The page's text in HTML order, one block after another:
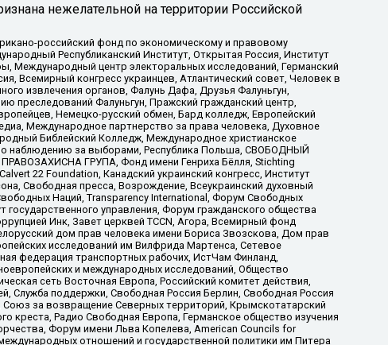
нежелательной на территории Российской
российский фонд по экономическому и правовому
Республиканский Институт, Открытая Россия, Институт
Международный центр электоральных исследований, Германский
Всемирный конгресс украинцев, Атлантический совет, Человек в
извлечения органов, Фалунь Дафа, Друзья Фалуньгун,
преследований Фалуньгун, Пражский гражданский центр,
Немецко-русский обмен, Бард колледж, Европейский
Международное партнерство за права человека, Духовное
Библейский Колледж, Международное христианское
по наблюдению за выборами, Республика Польша, СВОБОДНЫЙ
ГРУПА, Фонд имени Генриха Бёлля, Stichting
22 Foundation, Канадский украинский конгресс, Институт
Свободная пресса, Возрождение, Всеукраинский духовный
Наций, Transparеncy International, Форум Свободных
управления, Форум гражданского общества
Инк, Завет церквей TCCN, Агора, Всемирный фонд
дом прав человека имени Бориса Звозскова, Дом прав
исследований им Вилфрида Мартенса, Сетевое
федерация транспортных рабочих, ИстЧам Финланд,
и международных исследований, Общество
сеть Восточная Европа, Российский комитет действия,
Служба поддержки, Свободная Россия Берлин, Свободная Россия
за возвращение Северных территорий, Крымскотатарский
креста, Радио Свободная Европа, Германское общество изучения
Форум имени Льва Копелева, American Councils for
отношений и государственной политики им Питера